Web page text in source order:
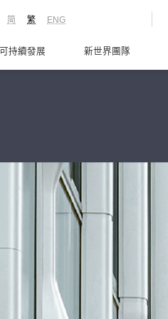
ENG
繁
简
可持續發展 新世界團隊